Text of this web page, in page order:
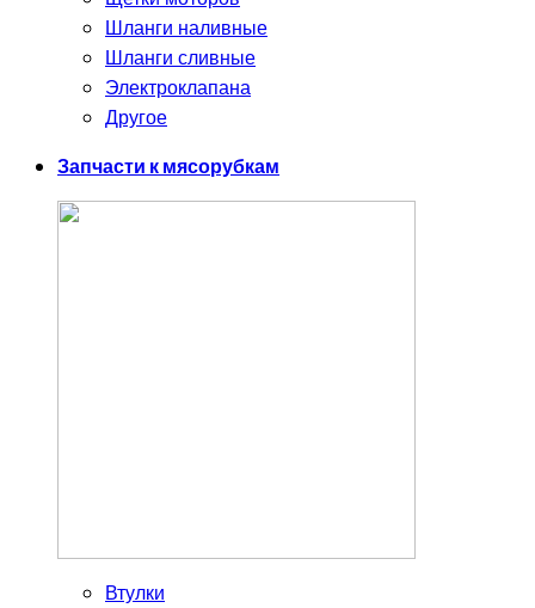
Шланги наливные
Шланги сливные
Электроклапана
Другое
Запчасти к мясорубкам
Втулки